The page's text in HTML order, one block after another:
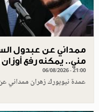
ممداني عن عبدول
مني.. يمكنه رفع
06/08/2026 - 21:00
عمدة نيويورك زهران ممداني